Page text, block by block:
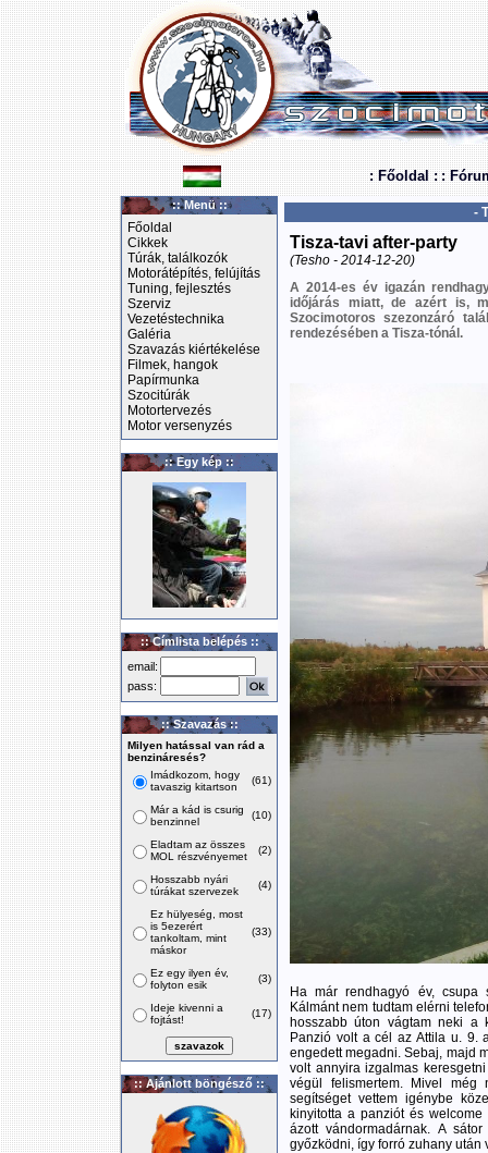
: Főoldal : :
:: Menü ::
Főoldal
Cikkek
Túrák, találkozók
Motorátépítés, felújítás
Tuning, fejlesztés
Szerviz
Vezetéstechnika
Galéria
Szavazás kiértékelése
Filmek, hangok
Papírmunka
Szocitúrák
Motortervezés
Motor versenyzés
:: Egy kép ::
:: Címlista belépés ::
email:
pass:
:: Szavazás ::
Milyen hatással van rád a
benzináresés?
Imádkozom, hogy
tavaszig kitartson
(61)
Már a kád is csurig
benzinnel
(10)
Eladtam az összes
MOL részvényemet
(2)
Hosszabb nyári
túrákat szervezek
(4)
Ez hülyeség, most
is 5ezerért
tankoltam, mint
máskor
(33)
Ez egy ilyen év,
folyton esik
(3)
Ideje kivenni a
fojtást!
(17)
:: Ajánlott böngésző ::
-
Tisza-tavi after-party
(Tesho - 2014-12-20)
A 2014-es év igazán
időjárás miatt, de azért is,
Szocimotoros szezonzáró
rendezésében a Tisza-tónál.
Ha már rendhagyó év, csupa
Kálmánt nem tudtam elérni
hosszabb úton vágtam neki a
Panzió volt a cél az Attila u. 9.
engedett megadni. Sebaj, majd
volt annyira izgalmas
végül felismertem. Mivel még
segítséget vettem igénybe
kinyitotta a panziót és
ázott vándormadárnak. A
győzködni, így forró zuhany